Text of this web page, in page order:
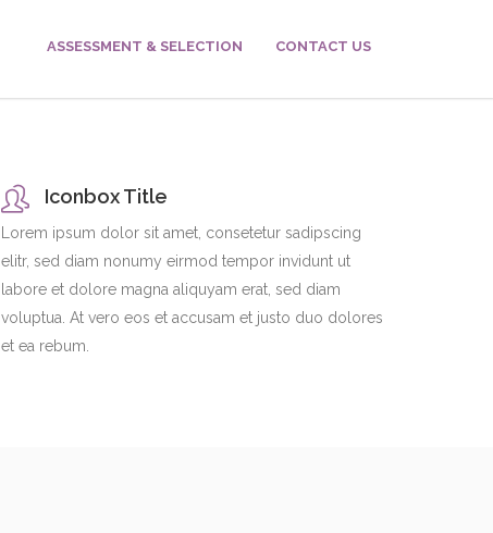
ASSESSMENT & SELECTION CONTACT US
Iconbox Title
Lorem ipsum dolor sit amet, consetetur sadipscing
elitr, sed diam nonumy eirmod tempor invidunt ut
labore et dolore magna aliquyam erat, sed diam
voluptua. At vero eos et accusam et justo duo dolores
et ea rebum.